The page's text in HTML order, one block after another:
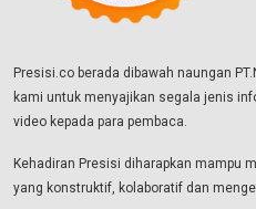
Presisi.co berada dibawah naungan
kami untuk menyajikan segala jenis
video kepada para pembaca.
Kehadiran Presisi diharapkan mampu
yang konstruktif, kolaboratif dan